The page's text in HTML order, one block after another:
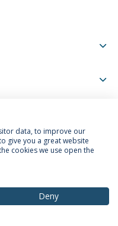
data, to improve our
give you a great website
cookies we use open the
Deny